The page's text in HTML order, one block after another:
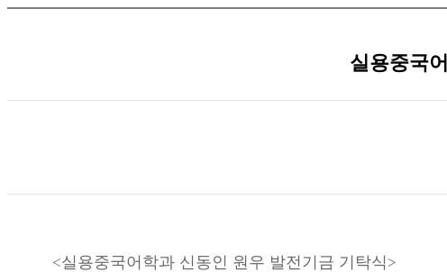
실용중국
<실용중국어학과 신동인 원우 발전기금 기탁식>